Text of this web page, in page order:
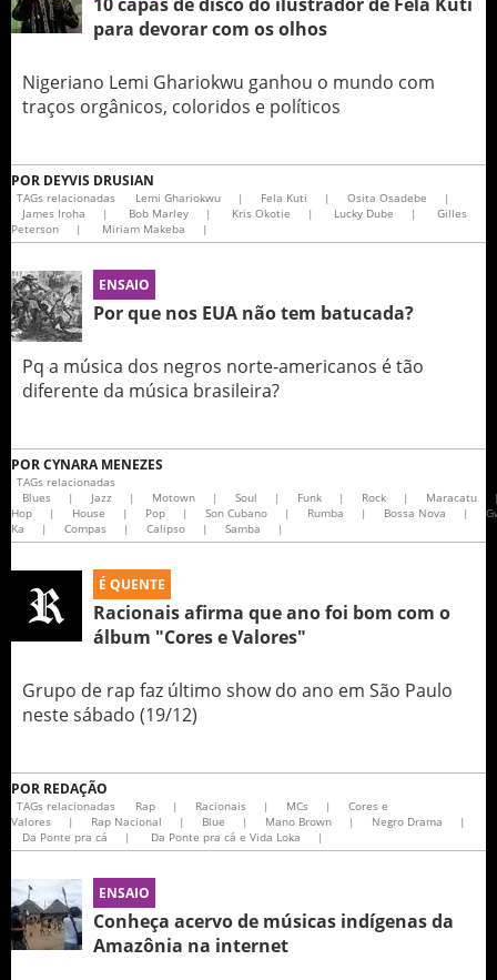
para devorar com os olhos
Nigeriano Lemi Ghariokwu ganhou o mundo com
traços orgânicos, coloridos e políticos
POR DEYVIS DRUSIAN
TAGs relacionadas Lemi Ghariokwu | Fela Kuti | Osita Osadebe
|
James Iroha
| Bob Marley | Kris Okotie | Lucky Dube |
Gilles
Peterson
| Miriam Makeba |
ENSAIO
Por que nos EUA não tem batucada?
Pq a música dos negros norte-americanos é tão
diferente da música brasileira?
PORCYNARA MENEZES
TAGs relacionadas
Blues
| Jazz | Motown | Soul | Funk | Rock | Maracatu
Hop
| House | Pop | Son Cubano | Rumba | Bossa Nova |
Ka
| Compas | Calipso | Samba |
É QUENTE
Racionais afirma que ano foi bom com o
álbum "Cores e Valores"
Grupo de rap faz último show do ano em São Paulo
neste sábado (19/12)
POR REDAÇÃO
TAGs relacionadas Rap | Racionais | MCs |
Cores e
Valores
| Rap Nacional | Blue | Mano Brown | Negro Drama
|
Da Ponte pra cá
| Da Ponte pra cá e Vida Loka |
ENSAIO
Conheça acervo de músicas indígenas da
Amazônia na internet